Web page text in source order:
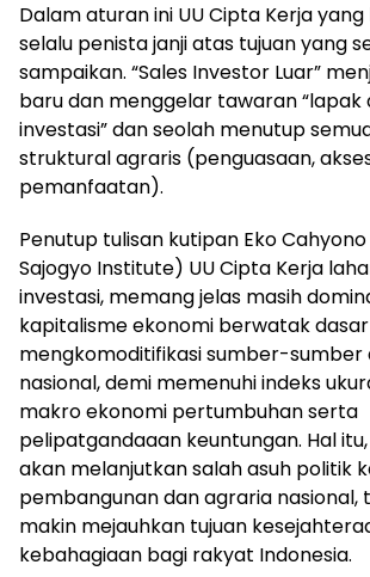
Dalam aturan ini UU Cipta Kerja
selalu penista janji atas tujuan yang
sampaikan. “Sales Investor Luar”
baru dan menggelar tawaran “lapak
investasi” dan seolah menutup
struktural agraris (penguasaan,
pemanfaatan).
Penutup tulisan kutipan Eko
Sajogyo Institute) UU Cipta Kerja
investasi, memang jelas masih
kapitalisme ekonomi berwatak
mengkomoditifikasi sumber-sumber
nasional, demi memenuhi indeks
makro ekonomi pertumbuhan serta
pelipatgandaaan keuntungan. Hal
akan melanjutkan salah asuh politik
pembangunan dan agraria nasional,
makin mejauhkan tujuan
kebahagiaan bagi rakyat Indonesia.